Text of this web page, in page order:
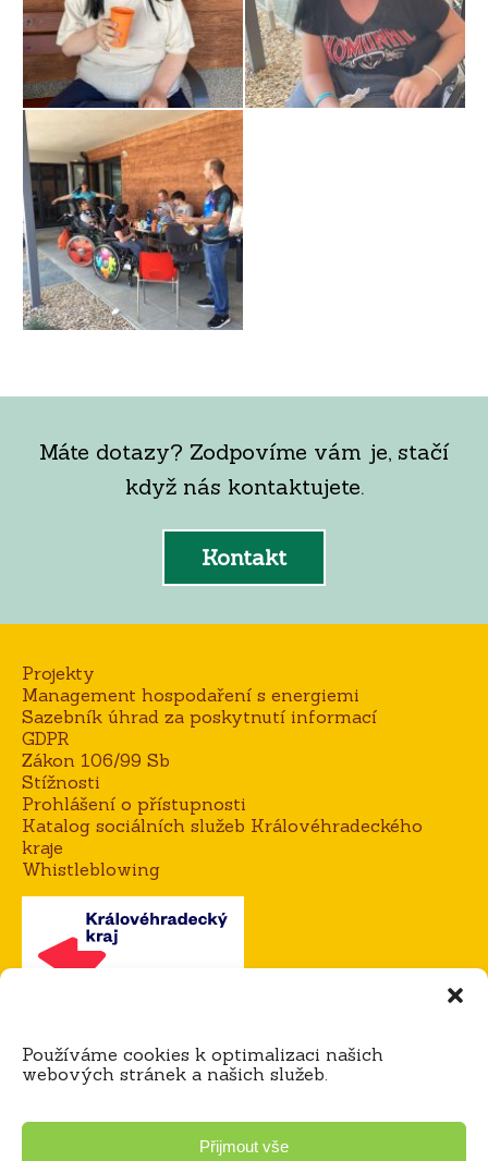
Používáme cookies k optimalizaci našich
webových stránek a našich služeb.
Přijmout vše
Máte dotazy? Zodpovíme vám je, stačí
když nás kontaktujete.
Kontakt
Projekty
Management hospodaření s energiemi
Sazebník úhrad za poskytnutí informací
GDPR
Zákon 106/99 Sb
Stížnosti
Prohlášení o přístupnosti
Katalog sociálních služeb Královéhradeckého
kraje
Whistleblowing
Mgr. Alena Goisová, ředitelka domova
tel.:604 273 183 / 725 921 365
Bc. Miloš Čihák, zástupce ředitele